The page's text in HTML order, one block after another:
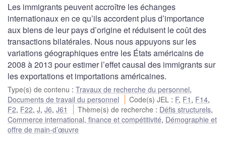
Les immigrants peuvent accroître les échanges
internationaux en ce qu’ils accordent plus d’importance
aux biens de leur pays d’origine et réduisent le coût des
transactions bilatérales. Nous nous appuyons sur les
variations géographiques entre les États américains de
2008 à 2013 pour estimer l’effet causal des immigrants sur
les exportations et importations américaines.
Type(s) de contenu : Travaux de recherche du personnel,
Documents de travail du personnel
Code(s) JEL : F, F1 , F14,
F2, F22, J, J6, J61 Thème(s) de recherche : Défis structurels,
Commerce international, finance et compétitivité, Démographie et
offre de main-d’œuvre